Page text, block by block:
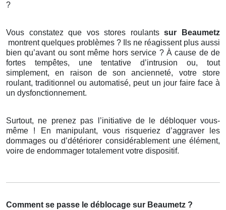
?
Vous constatez que vos stores roulantssur Beaumetz
montrent quelques problèmes ? Ils ne réagissent plus aussi
bien qu’avant ou sont même hors service ? À cause de de
fortes tempêtes, une tentative d’intrusion ou, tout
simplement, en raison de son ancienneté, votre store
roulant, traditionnel ou automatisé, peut un jour faire face à
un dysfonctionnement.
Surtout, ne prenez pas l’initiative de le débloquer vous-
même ! En manipulant, vous risqueriez d’aggraver les
dommages ou d’détériorer considérablement une élément,
voire de endommager totalement votre dispositif.
Comment se passe le déblocage sur Beaumetz ?